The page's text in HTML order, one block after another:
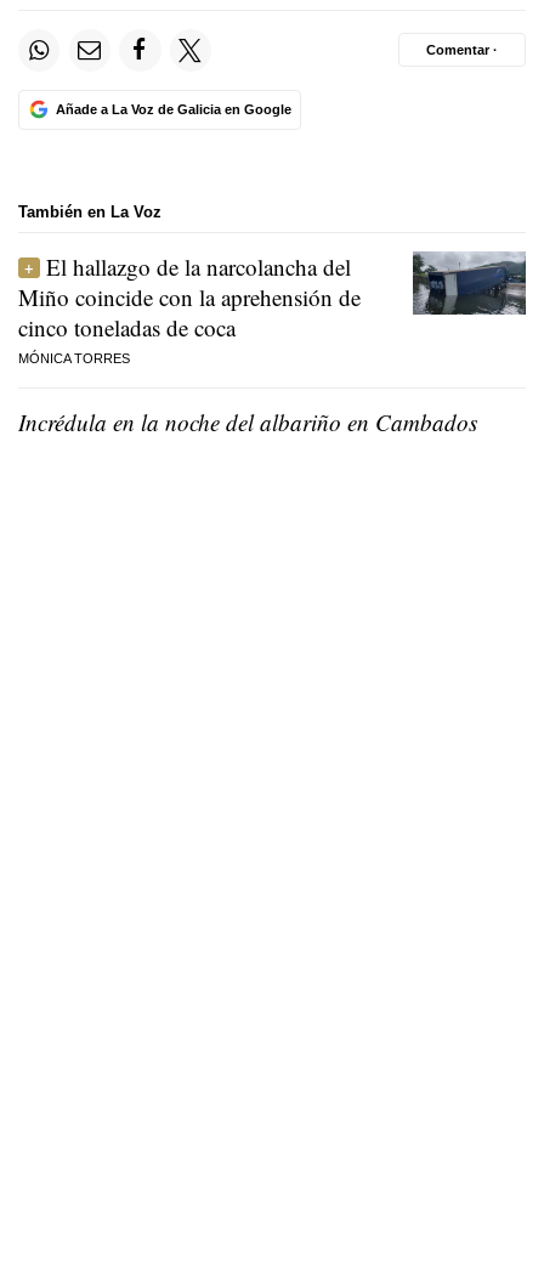
Añade a La Voz de Galicia en Google
Comentar ·
También en La Voz
El hallazgo de la narcolancha del
Miño coincide con la aprehensión de
cinco toneladas de coca
MÓNICA TORRES
Incrédula en la noche del albariño en Cambados